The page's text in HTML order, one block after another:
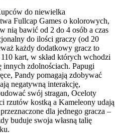
do niewielka
Fullcap Games o kolorowych,
nią bawić od 2 do 4 osób a czas
do ilości graczy (od 20
każdy dodatkowy gracz to
kart, w skład których wchodzi
innych zdolnościach. Papugi
Pandy pomagają zdobywać
negatywną interakcję,
swój stragan, Oceloty
rzutów kostką a Kameleony udają
dla jednego gracza –
buduje swoja własną talię